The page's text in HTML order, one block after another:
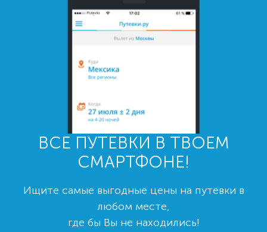
ВСЕ ПУТЕВКИ В ТВОЕМ
СМАРТФОНЕ!
Ищите самые выгодные цены на путевки в
любом месте,
где бы Вы не находились!